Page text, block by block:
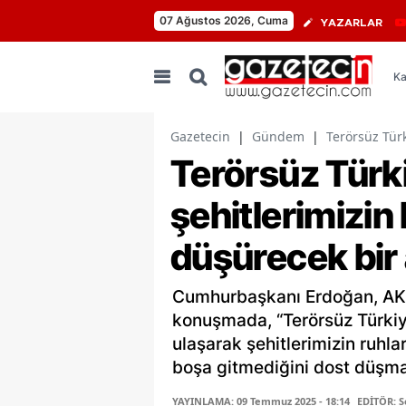
07 Ağustos 2026, Cuma YAZARLAR
Gazetecin | Gündem | Terörsüz
Terörsüz
şehitlerimizin
düşürecek bir
Cumhurbaşkanı Erdoğan,
konuşmada, “Terörsüz
ulaşarak şehitlerimizin
boşa gitmediğini dost
YAYINLAMA: 09 Temmuz 2025 - 18:14 EDİTÖR: